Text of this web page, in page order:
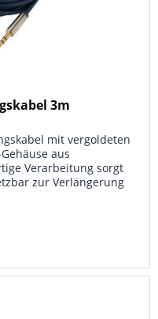
3m
mit vergoldeten
aus
Verarbeitung sorgt
zur Verlängerung